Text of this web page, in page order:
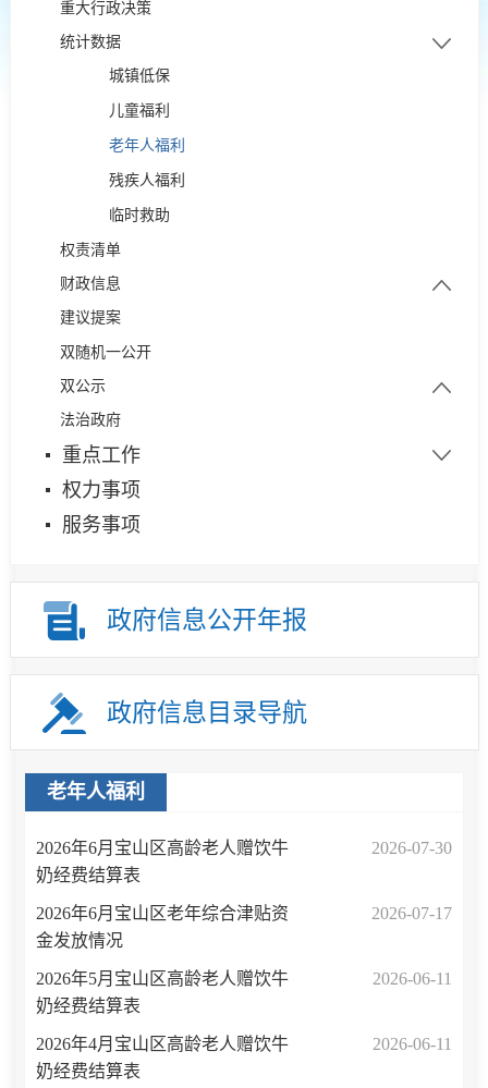
依申请公开
政府开放日
政策解读
部门文件
重大行政决策
统计数据
城镇低保
儿童福利
老年人福利
残疾人福利
临时救助
权责清单
财政信息
部门预决算
财政专项资金
建议提案
双随机一公开
双公示
行政处罚
法治政府
重点工作
权力事项
服务事项
政府信息公开年报
政府信息目录导航
老年人福利
2026-07-30
2026年6月宝山区高龄老人赠饮牛
奶经费结算表
2026-07-17
2026年6月宝山区老年综合津贴资
金发放情况
2026-06-11
2026年5月宝山区高龄老人赠饮牛
奶经费结算表
2026-06-11
2026年4月宝山区高龄老人赠饮牛
奶经费结算表